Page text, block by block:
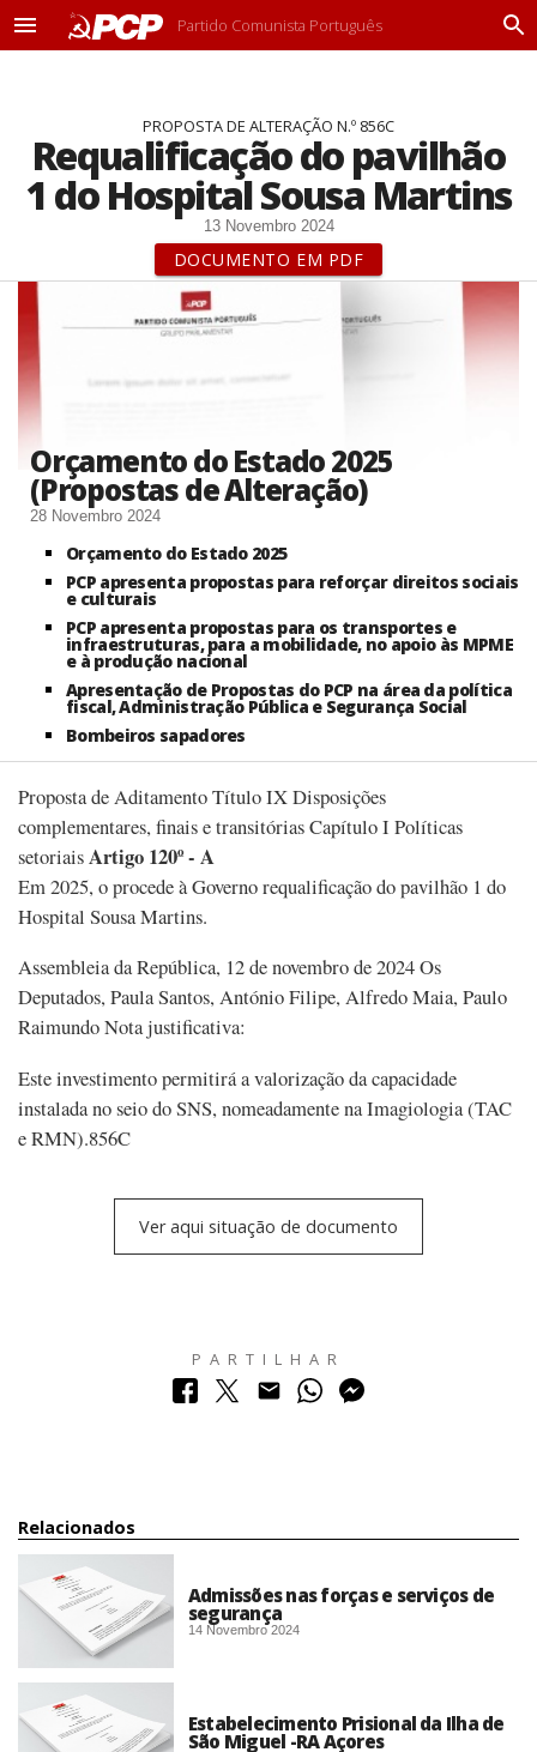
M
Partido Comunista Português
P
PROPOSTA DE ALTERAÇÃO N.º 856C
Requalificação do pavilhão
1 do Hospital Sousa Martins
13 Novembro 2024
DOCUMENTO EM PDF
Orçamento do Estado 2025
(Propostas de Alteração)
28 Novembro 2024
Orçamento do Estado 2025
PCP apresenta propostas para reforçar direitos sociais
e culturais
PCP apresenta propostas para os transportes e
infraestruturas, para a mobilidade, no apoio às MPME
e à produção nacional
Apresentação de Propostas do PCP na área da política
fiscal, Administração Pública e Segurança Social
Bombeiros sapadores
Proposta de Aditamento Título IX Disposições
complementares, finais e transitórias Capítulo I Políticas
setoriaisArtigo 120º - A
Em 2025, o procede à Governo requalificação do pavilhão 1 do
Hospital Sousa Martins.
Assembleia da República, 12 de novembro de 2024 Os
Deputados, Paula Santos, António Filipe, Alfredo Maia, Paulo
Raimundo Nota justificativa:
Este investimento permitirá a valorização da capacidade
instalada no seio do SNS, nomeadamente na Imagiologia (TAC
e RMN).856C
Ver aqui situação de documento
PARTILHAR
Relacionados
Admissões nas forças e serviços de
segurança
14 Novembro 2024
Estabelecimento Prisional da Ilha de
São Miguel -RA Açores